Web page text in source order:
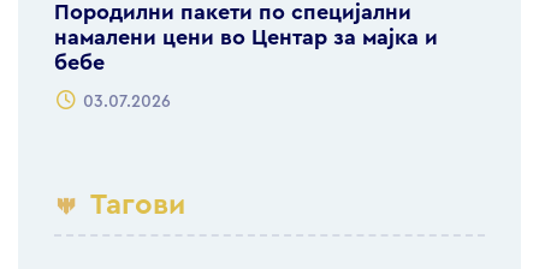
Породилни пакети по специјални
намалени цени во Центар за мајка и
бебе
03.07.2026
Тагови